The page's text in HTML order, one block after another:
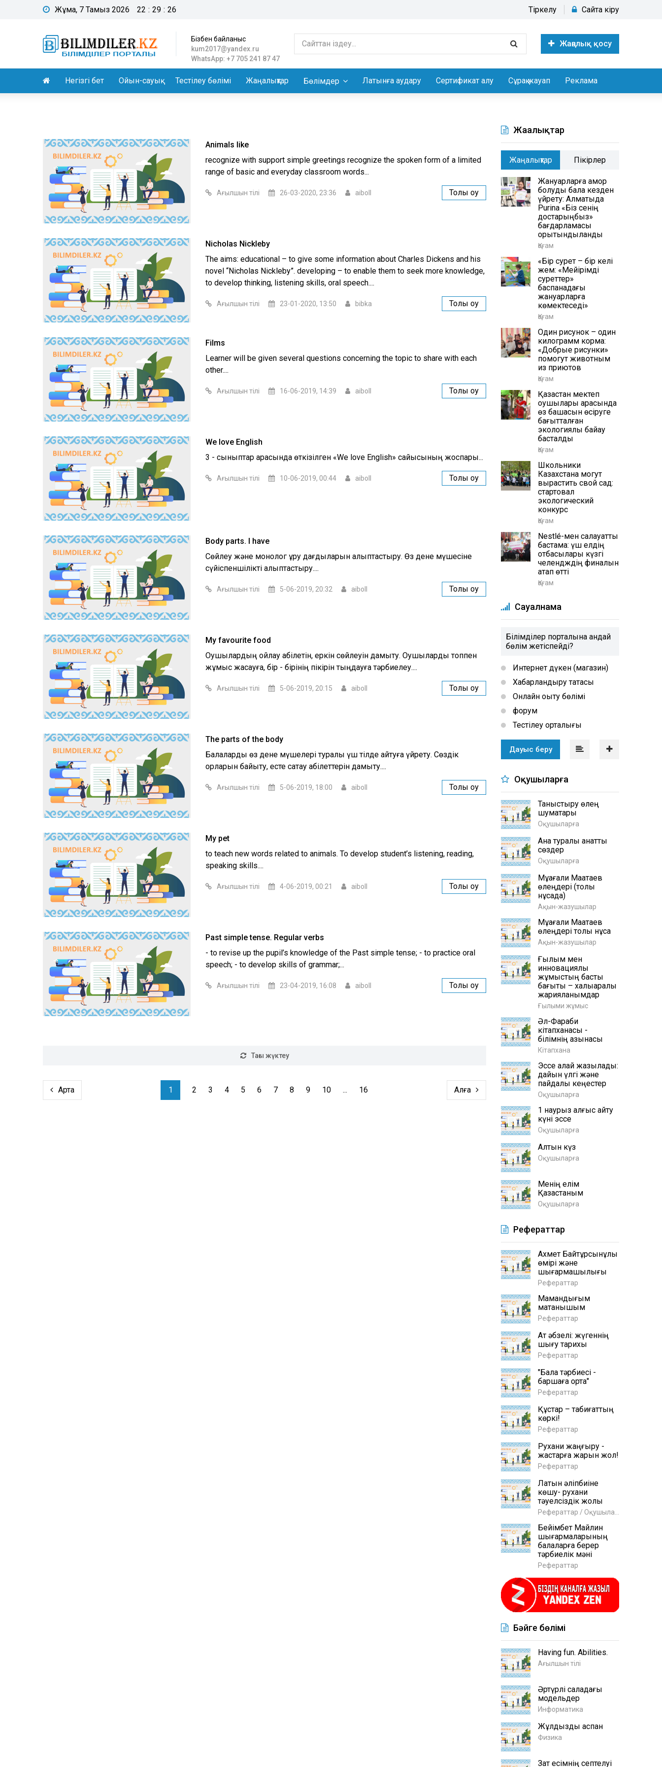
Жұма, 7 Тамыз 2026 22 : 29 : 27 Тіркелу Сайтқа кіру
Бізбен байланыс
kum2017@yandex.ru
WhatsApp: +7 705 241 87 47
Жаңалық қосу
Негізгі бет Ойын-сауық Тестілеу бөлімі Жаңалықтар Бөлімдер Латынға аудару Сертификат алу Сұрақ жауап Реклама
Animals like
recognize with support simple greetings recognize the spoken form of a limited
range of basic and everyday classroom words...
Ағылшын тілі 26-03-2020, 23:36 aiboll Толық оқу
Nicholas Nickleby
The aims: educational – to give some information about Charles Dickens and his
novel “Nicholas Nickleby”. developing – to enable them to seek more knowledge,
to develop thinking, listening skills, oral speech....
Ағылшын тілі 23-01-2020, 13:50 bibka Толық оқу
Films
Learner will be given several questions concerning the topic to share with each
other....
Ағылшын тілі 16-06-2019, 14:39 aiboll Толық оқу
We love English
3 - сыныптар арасында өткізілген «We love English» сайысының жоспары...
Ағылшын тілі 10-06-2019, 00:44 aiboll Толық оқу
Body parts. I have
Сөйлеу және монолог құру дағдыларын қалыптастыру. Өз дене мүшесіне
сүйіспеншілікті қалыптастыру....
Ағылшын тілі 5-06-2019, 20:32 aiboll Толық оқу
My favourite food
Оқушылардың ойлау қабілетін, еркін сөйлеуін дамыту. Оқушыларды топпен
жұмыс жасауға, бір - бірінің пікірін тыңдауға тәрбиелеу....
Ағылшын тілі 5-06-2019, 20:15 aiboll Толық оқу
The parts of the body
Балаларды өз дене мүшелері туралы үш тілде айтуға үйрету. Сөздік
қорларын байыту, есте сақтау қабілеттерін дамыту....
Ағылшын тілі 5-06-2019, 18:00 aiboll Толық оқу
My pet
to teach new words related to animals. To develop student’s listening, reading,
speaking skills....
Ағылшын тілі 4-06-2019, 00:21 aiboll Толық оқу
Past simple tense. Regular verbs
- to revise up the pupil’s knowledge of the Past simple tense; - to practice oral
speech; - to develop skills of grammar;...
Ағылшын тілі 23-04-2019, 16:08 aiboll Толық оқу
Тағы жүктеу
Артқа 1 2 3 4 5 6 7 8 9 10 ... 16 Алға
Жаңалықтар
Жаңалықтар Пікірлер
Жануарларға қамқор
болуды бала кезден
үйрету: Алматыда
Purina «Біз сенің
достарыңбыз»
бағдарламасы
қорытындыланды
Қоғам
«Бір сурет – бір келі
жем: «Мейірімді
суреттер»
баспанадағы
жануарларға
көмектеседі»
Қоғам
Один рисунок – один
килограмм корма:
«Добрые рисунки»
помогут животным
из приютов
Қоғам
Қазақстан мектеп
оқушылары арасында
өз бақшасын өсіруге
бағытталған
экологиялық байқау
басталды
Қоғам
Школьники
Казахстана могут
вырастить свой сад:
стартовал
экологический
конкурс
Қоғам
Nestlé-мен салауатты
бастама: үш елдің
отбасылары күзгі
челендждің финалын
атап өтті
Қоғам
Сауалнама
Білімділер порталына қандай
бөлім жетіспейді?
Интернет дүкен (магазин)
Хабарландыру тақтасы
Онлайн оқыту бөлімі
форум
Тестілеу орталығы
Дауыс беру
Оқушыларға
Таныстыру өлең
шумақтары
Оқушыларға
Ана туралы қанатты
сөздер
Оқушыларға
Мұқағали Мақатаев
өлеңдері (толық
нұсқада)
Ақын-жазушылар
Мұқағали Мақатаев
өлеңдері толық нұсқа
Ақын-жазушылар
Ғылым мен
инновациялық
жұмыстың басты
бағыты – халықаралық
жарияланымдар
Ғылыми жұмыс
Әл-Фараби
кітапханасы -
білімнің қазынасы
Кітапхана
Эссе қалай жазылады:
дайын үлгі және
пайдалы кеңестер
Оқушыларға
1 наурыз алғыс айту
күні эссе
Оқушыларға
Алтын күз
Оқушыларға
Менің елім
Қазақстаным
Оқушыларға
Рефераттар
Ахмет Байтұрсынұлы
өмірі және
шығармашылығы
Рефераттар
Мамандығым
мақтанышым
Рефераттар
Ат әбзелі: жүгеннің
шығу тарихы
Рефераттар
"Бала тәрбиесі -
баршаға ортақ"
Рефераттар
Құстар – табиғаттың
көркі!
Рефераттар
Рухани жаңғыру -
жастарға жарқын жол!
Рефераттар
Латын әліпбиіне
көшу- рухани
тәуелсіздік жолы
Бейімбет Майлин
шығармаларының
балаларға берер
тәрбиелік мәні
Рефераттар
Бәйге бөлімі
Having fun. Abilities.
Ағылшын тілі
Әртүрлі саладағы
модельдер
Информатика
Жұлдызды аспан
Физика
Зат есімнің септелуі